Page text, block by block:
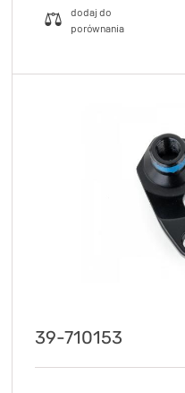
39-710153